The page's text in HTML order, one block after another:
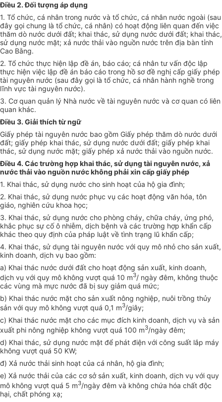
Điều 2. Đối tượng áp dụng
1. Tổ chức, cá nhân trong nước và tổ chức, cá nhân nước ngoài (sau
đây gọi chung là tổ chức, cá nhân) có hoạt động liên quan đến việc
thăm dò nước dưới đất; khai thác, sử dụng nước dưới đất; khai thác,
sử dụng nước mặt; xả nước thải vào nguồn nước trên địa bàn tỉnh
Cao Bằng.
2. Tổ chức thực hiện lập đề án, báo cáo; cá nhân tư vấn độc lập
thực hiện việc lập đề án báo cáo trong hồ sơ đề nghị cấp giấy phép
tài nguyên nước (sau đây gọi là tổ chức, cá nhân hành nghề trong
lĩnh vực tài nguyên nước).
3. Cơ quan quản lý Nhà nước về tài nguyên nước và cơ quan có liên
quan khác.
Điều 3. Giải thích từ ngữ
Giấy phép tài nguyên nước bao gồm Giấy phép thăm dò nước dưới
đất; giấy phép khai thác, sử dụng nước dưới đất; giấy phép khai
thác, sử dụng nước mặt; giấy phép xả nước thải vào nguồn nước.
Điều 4. Các trường hợp khai thác, sử dụng tài nguyên nước, xả
nước thải vào nguồn nước không phải xin cấp giấy phép
1. Khai thác, sử dụng nước cho sinh hoạt của hộ gia đình;
2. Khai thác, sử dụng nước phục vụ các hoạt động văn hóa, tôn
giáo, nghiên cứu khoa học;
3. Khai thác, sử dụng nước cho phòng cháy, chữa cháy, ứng phó,
khắc phục sự cố ô nhiễm, dịch bệnh và các trường hợp khẩn cấp
khác theo quy định của pháp luật về tình trạng lũ khẩn cấp;
4. Khai thác, sử dụng tài nguyên nước với quy mô nhỏ cho sản xuất,
kinh doanh, dịch vụ bao gồm:
a) Khai thác nước dưới đất cho hoạt động sản xuất, kinh doanh,
dịch vụ với quy mô không vượt quá 10 m3/ ngày đêm, không thuộc
các vùng mà mực nước đã bị suy giảm quá mức;
b) Khai thác nước mặt cho sản xuất nông nghiệp, nuôi trồng thủy
sản với quy mô không vượt quá 0,1 m3/giây;
c) Khai thác nước mặt cho các mục đích kinh doanh, dịch vụ và sản
xuất phi nông nghiệp không vượt quá 100 m3/ngày đêm;
d) Khai thác, sử dụng nước mặt để phát điện với công suất lắp máy
không vượt quá 50 KW;
đ) Xả nước thải sinh hoạt của cá nhân, hộ gia đình;
e) Xả nước thải của các cơ sở sản xuất, kinh doanh, dịch vụ với quy
mô không vượt quá 5 m3/ngày đêm và không chứa hóa chất độc
hại, chất phóng xạ;